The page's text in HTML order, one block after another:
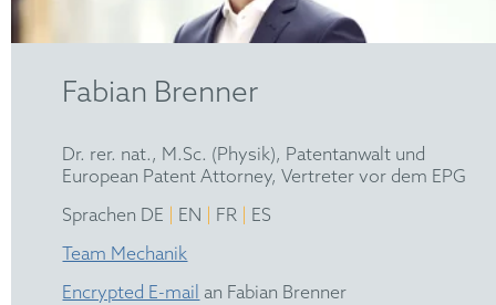
Fabian Brenner
Dr. rer. nat., M.Sc. (Physik), Patentanwalt und
European Patent Attorney, Vertreter vor dem EPG
Sprachen DE
EN FR
ES
Team Mechanik
Encrypted E-mail an Fabian Brenner